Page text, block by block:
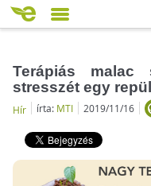
Terápiás
stresszét egy
Hír írta: MTI 2019/11/16